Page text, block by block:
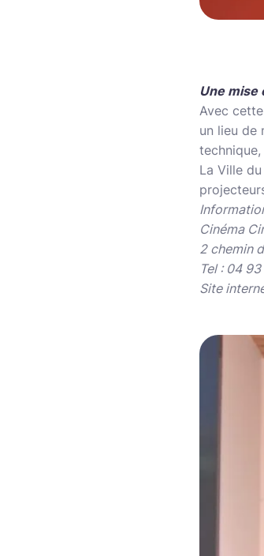
Une mise
Avec
un lieu de
La Ville
Cinéma
2 chemin
Tel : 04
Site